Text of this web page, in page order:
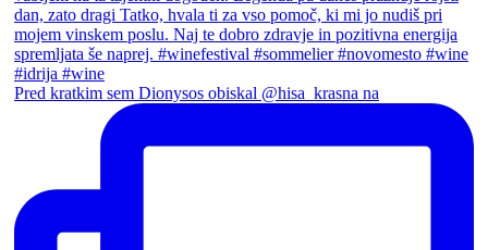
Pred kratkim sem Dionysos obiskal @hisa_krasna na